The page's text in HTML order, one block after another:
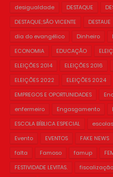
desigualdade
DESTAQUE
DESTAQUE;SÃO VICENTE
DESTAUE
dia do evangélico
Dinheiro
ECONOMIA
EDUCAÇÃO
ELEIÇÕES 2014
ELEIÇÕES 2016
ELEIÇÕES 2022
ELEIÇÕES 2024
EMPREGOS E OPORTUNIDADES
enfermeiro
Engasgamento
ESCOLA BÍBLICA ESPECIAL
escolas
Evento
EVENTOS FAKE NEWS
falta
Famoso famup
FESTIVIDADE LEVITAS.
fiscalização